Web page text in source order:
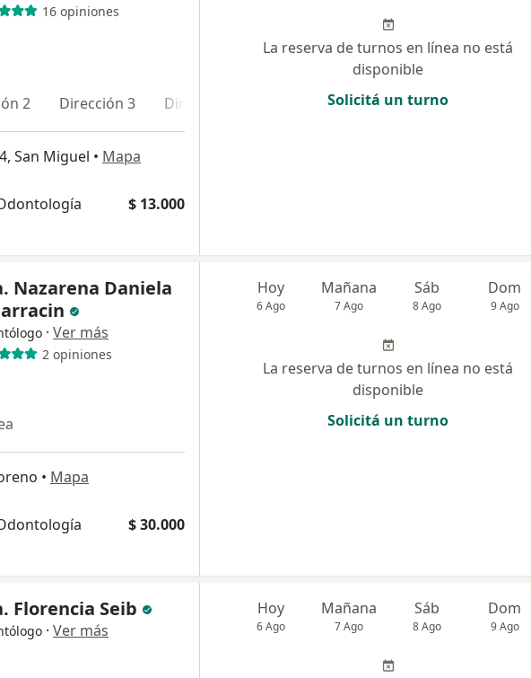
16 opiniones
2 Dirección 3 Dirección 4
San Miguel • Mapa
$ 13.000
La reserva de turnos en línea no está
disponible
Solicitá un turno
Nazarena Daniela
· Ver más
2 opiniones
• Mapa
$ 30.000
Hoy
6 Ago
Mañana
7 Ago
Sáb
8 Ago
Dom
9 Ago
La reserva de turnos en línea no está
disponible
Solicitá un turno
Florencia Seib
· Ver más
Hoy
6 Ago
Mañana
7 Ago
Sáb
8 Ago
Dom
9 Ago